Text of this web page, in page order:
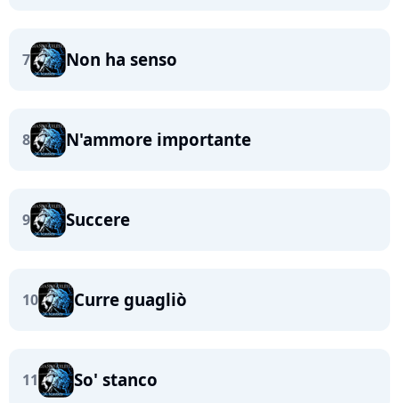
7 Non ha senso
8 N'ammore importante
9 Succere
10 Curre guagliò
11 So' stanco